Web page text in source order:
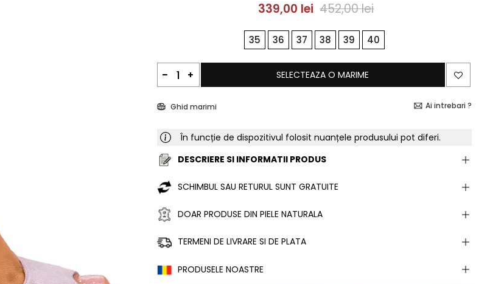
339,00 lei 452,00 lei
35 36 37 38 39 40
SELECTEAZA O MARIME
Ghid marimi Ai intrebari ?
În funcție de dispozitivul folosit nuanțele produsului pot diferi.
DESCRIERE SI INFORMATII PRODUS
SCHIMBUL SAU RETURUL SUNT GRATUITE
DOAR PRODUSE DIN PIELE NATURALA
TERMENI DE LIVRARE SI DE PLATA
PRODUSELE NOASTRE